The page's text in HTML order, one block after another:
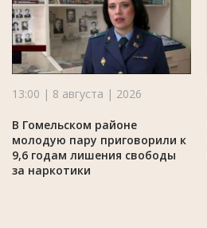
13:00 | 8 августа | 2026
В Гомельском районе
молодую пару приговорили к
9,6 годам лишения свободы
за наркотики